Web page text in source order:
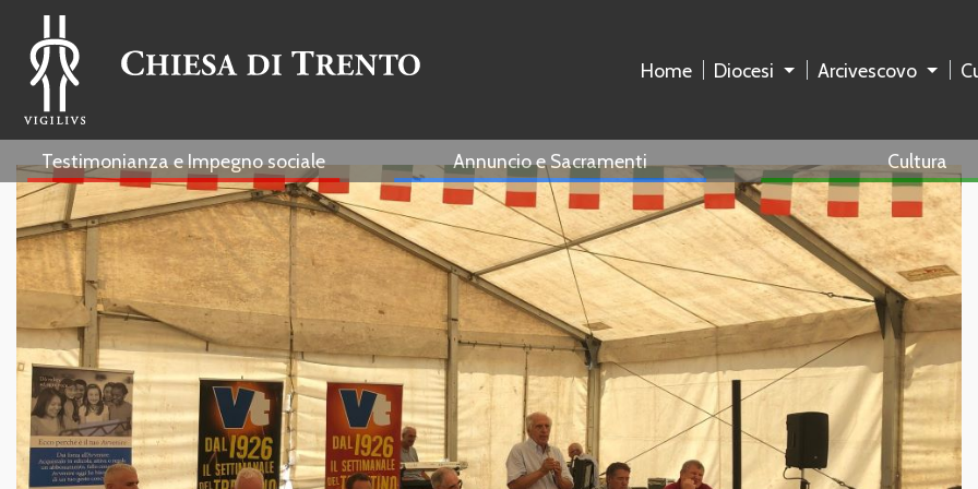
Home Diocesi Arcivescovo
Testimonianza e Impegno sociale Annuncio e Sacramenti Cultura